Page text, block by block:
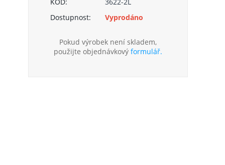
Dostupnost:
Vyprodáno
Pokud výrobek není skladem,
použijte objednávkový formulář.